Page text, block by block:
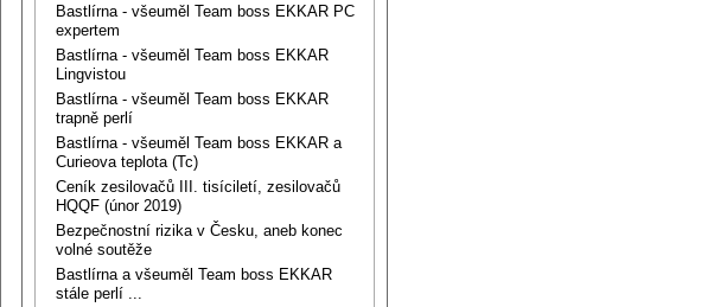
Bastlírna - všeuměl Team boss EKKAR PC
expertem
Bastlírna - všeuměl Team boss EKKAR
Lingvistou
Bastlírna - všeuměl Team boss EKKAR
trapně perlí
Bastlírna - všeuměl Team boss EKKAR a
Curieova teplota (Tc)
Ceník zesilovačů III. tisíciletí, zesilovačů
HQQF (únor 2019)
Bezpečnostní rizika v Česku, aneb konec
volné soutěže
Bastlírna a všeuměl Team boss EKKAR
stále perlí ...